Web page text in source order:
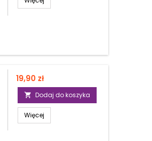
Cena
19,90 zł
 Dodaj do koszyka
Więcej